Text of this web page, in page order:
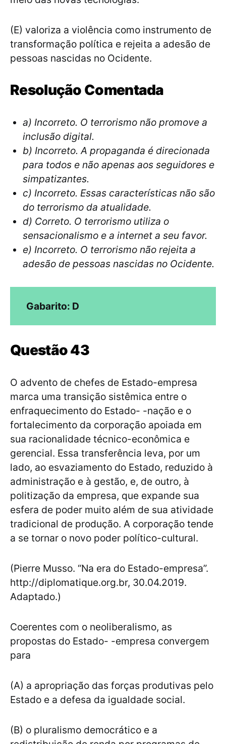
(E) valoriza a violência como instrumento de
transformação política e rejeita a adesão de
pessoas nascidas no Ocidente.
Resolução Comentada
a) Incorreto. O terrorismo não promove a
inclusão digital.
b) Incorreto. A propaganda é direcionada
para todos e não apenas aos seguidores e
simpatizantes.
c) Incorreto. Essas características não são
do terrorismo da atualidade.
d) Correto. O terrorismo utiliza o
sensacionalismo e a internet a seu favor.
e) Incorreto. O terrorismo não rejeita a
adesão de pessoas nascidas no Ocidente.
Gabarito: D
Questão 43
O advento de chefes de Estado-empresa
marca uma transição sistêmica entre o
enfraquecimento do Estado- -nação e o
fortalecimento da corporação apoiada em
sua racionalidade técnico-econômica e
gerencial. Essa transferência leva, por um
lado, ao esvaziamento do Estado, reduzido à
administração e à gestão, e, de outro, à
politização da empresa, que expande sua
esfera de poder muito além de sua atividade
tradicional de produção. A corporação tende
a se tornar o novo poder político-cultural.
(Pierre Musso. “Na era do Estado-empresa”.
http://diplomatique.org.br, 30.04.2019.
Adaptado.)
Coerentes com o neoliberalismo, as
propostas do Estado- -empresa convergem
para
(A) a apropriação das forças produtivas pelo
Estado e a defesa da igualdade social.
(B) o pluralismo democrático e a